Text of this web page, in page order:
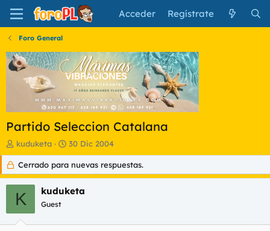
Acceder Regístrate
Foro General
Partido Seleccion Catalana
I
n
c
i
a
d
o
kuduketa
F
e
c
h
d
30 Dic 2004
Cerrado para nuevas respuestas.
K kuduketa
Guest